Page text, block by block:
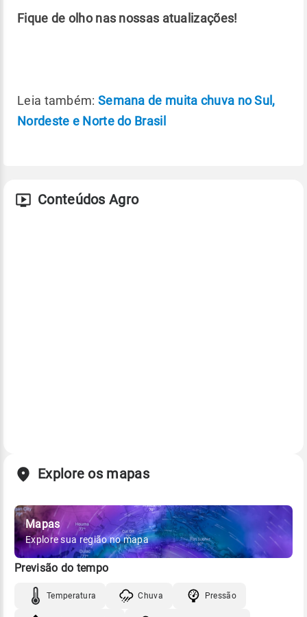
Fique de olho nas nossas atualizações!
Leia também: Semana de muita chuva no Sul,
Nordeste e Norte do Brasil
Conteúdos Agro
Explore os mapas
Mapas
Explore sua região no mapa
Previsão do tempo
Temperatura Chuva Pressão